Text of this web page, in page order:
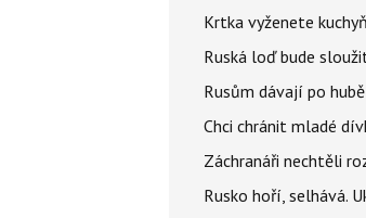
Krtka vyženete
Ruská loď bude
Rusům dávají po
Chci chránit mladé
Záchranáři nechtěli
Rusko hoří, selhává.